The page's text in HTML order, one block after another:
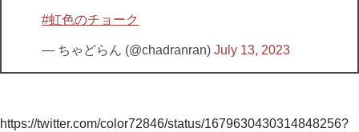
#虹色のチョーク
— ちゃどらん (@chadranran) July 13, 2023
https://twitter.com/color72846/status/1679630430314848256?